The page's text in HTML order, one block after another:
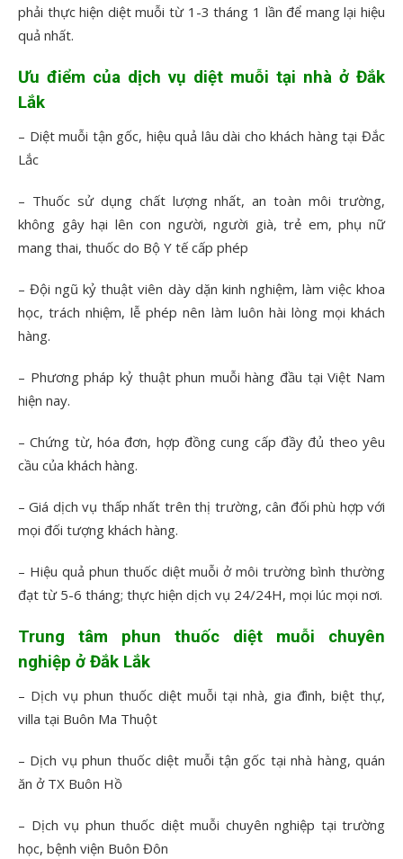
phải thực hiện diệt muỗi từ 1-3 tháng 1 lần để mang lại hiệu
quả nhất.
Ưu điểm của dịch vụ diệt muỗi tại nhà ở Đắk
Lắk
– Diệt muỗi tận gốc, hiệu quả lâu dài cho khách hàng tại Đắc
Lắc
– Thuốc sử dụng chất lượng nhất, an toàn môi trường,
không gây hại lên con người, người già, trẻ em, phụ nữ
mang thai, thuốc do Bộ Y tế cấp phép
– Đội ngũ kỷ thuật viên dày dặn kinh nghiệm, làm việc khoa
học, trách nhiệm, lễ phép nên làm luôn hài lòng mọi khách
hàng.
– Phương pháp kỷ thuật phun muỗi hàng đầu tại Việt Nam
hiện nay.
– Chứng từ, hóa đơn, hợp đồng cung cấp đầy đủ theo yêu
cầu của khách hàng.
– Giá dịch vụ thấp nhất trên thị trường, cân đối phù hợp với
mọi đối tượng khách hàng.
– Hiệu quả phun thuốc diệt muỗi ở môi trường bình thường
đạt từ 5-6 tháng; thực hiện dịch vụ 24/24H, mọi lúc mọi nơi.
Trung tâm phun thuốc diệt muỗi chuyên
nghiệp ở Đắk Lắk
– Dịch vụ phun thuốc diệt muỗi tại nhà, gia đình, biệt thự,
villa tại Buôn Ma Thuột
– Dịch vụ phun thuốc diệt muỗi tận gốc tại nhà hàng, quán
ăn ở TX Buôn Hồ
– Dịch vụ phun thuốc diệt muỗi chuyên nghiệp tại trường
học, bệnh viện Buôn Đôn